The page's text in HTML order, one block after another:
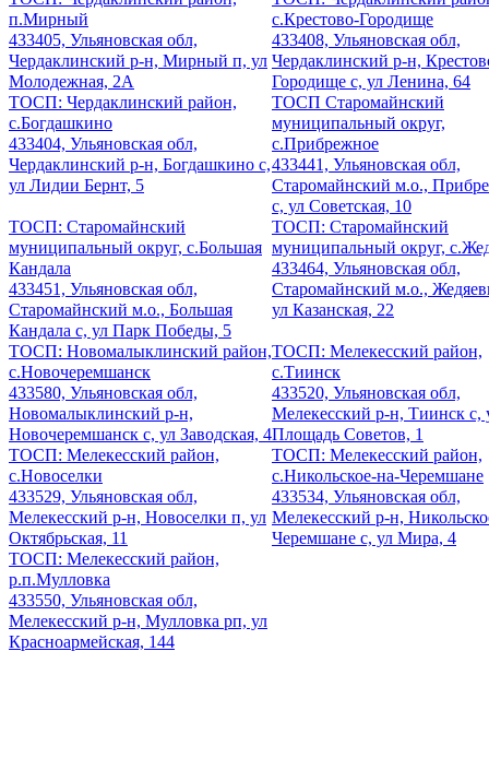
п.Мирный
433405, Ульяновская обл,
Чердаклинский р-н, Мирный п, ул
Молодежная, 2А
с.Крестово-Городище
433408, Ульяновская обл,
Чердаклинский р-н,
Городище с, ул Ленина, 64
ТОСП: Чердаклинский район,
с.Богдашкино
433404, Ульяновская обл,
Чердаклинский р-н, Богдашкино с,
ул Лидии Бернт, 5
ТОСП Старомайнский
муниципальный округ,
с.Прибрежное
433441, Ульяновская обл,
Старомайнский м.о.,
с, ул Советская, 10
ТОСП: Старомайнский
муниципальный округ, с.Большая
Кандала
433451, Ульяновская обл,
Старомайнский м.о., Большая
Кандала с, ул Парк Победы, 5
ТОСП: Старомайнский
муниципальный округ,
433464, Ульяновская обл,
Старомайнский м.о.,
ул Казанская, 22
ТОСП: Новомалыклинский район,
с.Новочеремшанск
433580, Ульяновская обл,
Новомалыклинский р-н,
Новочеремшанск с, ул Заводская, 4
ТОСП: Мелекесский район,
с.Тиинск
433520, Ульяновская обл,
Мелекесский р-н, Тиинск с,
Площадь Советов, 1
ТОСП: Мелекесский район,
с.Новоселки
433529, Ульяновская обл,
Мелекесский р-н, Новоселки п, ул
Октябрьская, 11
ТОСП: Мелекесский район,
с.Никольское-на-Черемшане
433534, Ульяновская обл,
Мелекесский р-н,
Черемшане с, ул Мира, 4
ТОСП: Мелекесский район,
р.п.Мулловка
433550, Ульяновская обл,
Мелекесский р-н, Мулловка рп, ул
Красноармейская, 144